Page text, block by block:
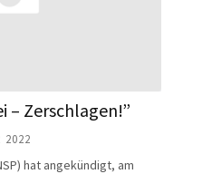
– Zerschlagen!”
2022
hat angekündigt, am